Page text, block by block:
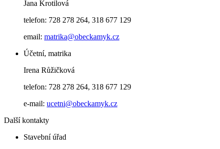
Jana Krotilová
telefon: 728 278 264, 318 677 129
email: matrika@obeckamyk.cz
Účetní, matrika
Irena Růžičková
telefon: 728 278 264, 318 677 129
e-mail: ucetni@obeckamyk.cz
Další kontakty
Stavební úřad